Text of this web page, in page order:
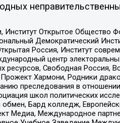
Открытое Общество
Демократический
Россия, Институт
центр
Свободная Россия,
Хармони, Родники
преследования в
школ политических
обмен, Бард колледж,
Международное